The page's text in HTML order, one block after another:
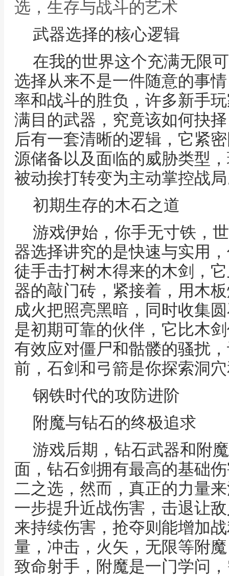
选，生存与战斗的艺术
武器选择的核心逻辑
在我的世界这个充满无限
选择从来不是一件随意的事
率和战斗的胜负，许多新手
满目的武器，究竟该如何抉
后有一套清晰的逻辑，它紧
源储备以及面临的威胁类型
被动挨打转变为主动掌控战
初期生存的木石之道
游戏伊始，你手无寸铁，
器选择讲究的是快速与实用
徒手击打树木得来的木剑，
器的敲门砖，紧接着，用木
成火把照亮黑暗，同时收集
是初期可靠的伙伴，它比木
有效应对僵尸和骷髅的骚扰
前，石剑和弓箭是你探索洞
钢铁时代的攻防进阶
附魔与钻石的终极追求
游戏后期，钻石武器和附
面，钻石剑拥有最高的基础
二之选，然而，真正的力量
一步提升近战伤害，击退让
来持续伤害，抢夺则能增加
量，冲击，火矢，无限等附
致命射手，附魔是一门学问